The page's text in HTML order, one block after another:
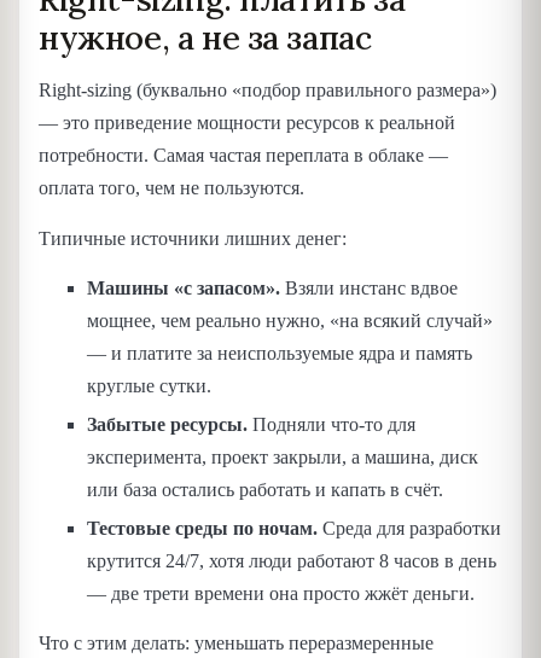
нужное, а не за запас
Right-sizing (буквально «подбор правильного размера»)
— это приведение мощности ресурсов к реальной
потребности. Самая частая переплата в облаке —
оплата того, чем не пользуются.
Типичные источники лишних денег:
Машины «с запасом». Взяли инстанс вдвое
мощнее, чем реально нужно, «на всякий случай»
— и платите за неиспользуемые ядра и память
круглые сутки.
Забытые ресурсы. Подняли что-то для
эксперимента, проект закрыли, а машина, диск
или база остались работать и капать в счёт.
Тестовые среды по ночам. Среда для разработки
крутится 24/7, хотя люди работают 8 часов в день
— две трети времени она просто жжёт деньги.
Что с этим делать: уменьшать переразмеренные